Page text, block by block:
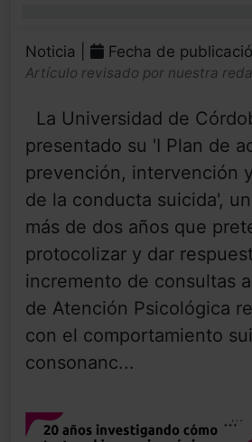
Noticia | Fecha de
Artículo revisado por nuestra
La Universidad de
presentado su 'I Plan de
prevención, intervención
de la conducta suicida',
más de dos años que
protocolizar y dar
incremento de consultas
de Atención Psicológica
con el comportamiento
consonanc...